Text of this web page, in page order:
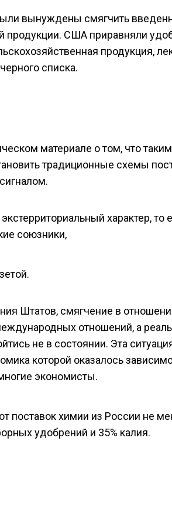
вынуждены смягчить
продукции. США приравняли
продукция,
списка.
материале о том, что
традиционные схемы
характер, то
союзники,
Штатов, смягчение в
отношений, а
не в состоянии. Эта
которой оказалось
экономисты.
поставок химии из России не
удобрений и 35% калия.